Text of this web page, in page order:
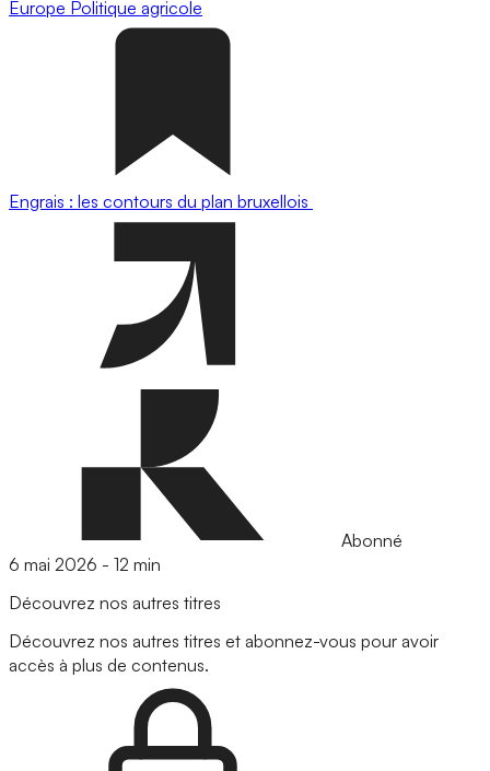
Europe Politique agricole
Engrais : les contours du plan bruxellois
Abonné
6 mai 2026 - 12 min
Découvrez nos autres titres
Découvrez nos autres titres et abonnez-vous pour avoir
accès à plus de contenus.